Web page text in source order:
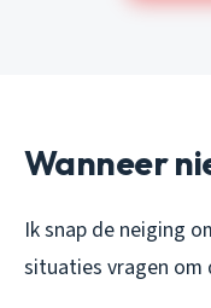
Wanneer
Ik snap de neiging
situaties vragen om